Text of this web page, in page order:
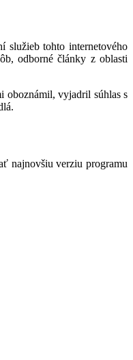
služieb tohto internetového
odborné články z oblasti
oboznámil, vyjadril súhlas s
najnovšiu verziu programu